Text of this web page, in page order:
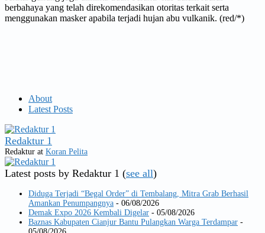
berbahaya yang telah direkomendasikan otoritas terkait serta
menggunakan masker apabila terjadi hujan abu vulkanik. (red/*)
About
Latest Posts
Redaktur 1
Redaktur at Koran Pelita
Latest posts by Redaktur 1 (see all)
Diduga Terjadi “Begal Order” di Tembalang, Mitra Grab Berhasil
Amankan Penumpangnya - 06/08/2026
Demak Expo 2026 Kembali Digelar - 05/08/2026
Baznas Kabupaten Cianjur Bantu Pulangkan Warga Terdampar -